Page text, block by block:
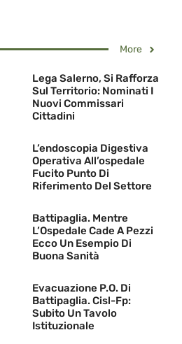
More
Lega Salerno, Si Rafforza
Sul Territorio: Nominati I
Nuovi Commissari
Cittadini
L’endoscopia Digestiva
Operativa All’ospedale
Fucito Punto Di
Riferimento Del Settore
Battipaglia. Mentre
L’Ospedale Cade A Pezzi
Ecco Un Esempio Di
Buona Sanità
Evacuazione P.O. Di
Battipaglia. Cisl-Fp:
Subito Un Tavolo
Istituzionale